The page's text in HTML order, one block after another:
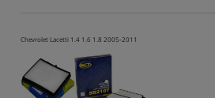
Chevrolet Lacetti 1.4 1.6 1.8 2005-2011